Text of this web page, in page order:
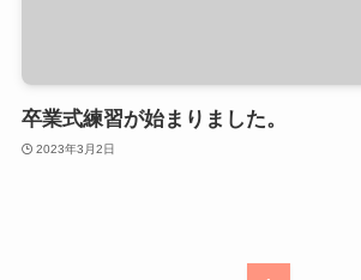
卒業式練習が始まりました。
2023年3月2日